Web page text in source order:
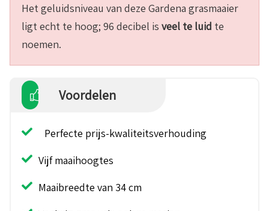
Het geluidsniveau van deze Gardena grasmaaier
ligt echt te hoog; 96 decibel is veel te luid te
noemen.
Voordelen
Perfecte prijs-kwaliteitsverhouding
Vijf maaihoogtes
Maaibreedte van 34 cm